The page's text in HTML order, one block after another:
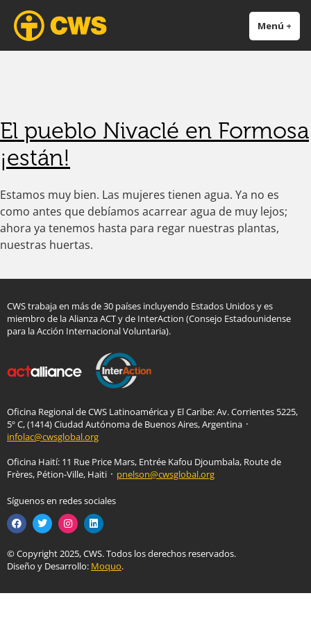
panel
panel
paketleri
panel
panel
panel
panel
panel
panel
panel
Panel
Panel
panel
Panel
Panel
panel
panel
panel
satın al
satın al
panel
panel
panel
panel
panel
CWS América Latina y el
Caribe
Trabajando en forma ecuménica para erradicar el hambre, la pobreza y
promover la paz y la justicia.
Menú +
El pueblo Nivaclé en Formosa
¡están!
Estamos muy bien. Las mujeres tienen agua. Ya no es
como antes que debíamos acarrear agua de muy lejos;
ahora ya tenemos hasta para regar nuestras plantas,
nuestras huertas.
CWS trabaja en más de 30 países incluyendo Estados Unidos y es
miembro de la Alianza ACT y de InterAction (Consejo Estadounidense
para la Acción Internacional Voluntaria).
Oficina Regional de CWS Latinoamérica y El Caribe: Av. Corrientes 5225,
5º C, (1414) Ciudad Autónoma de Buenos Aires, Argentina ᛫
infolac@cwsglobal.org
Oficina Haití: 11 Rue Price Mars, Entrée Kafou Djoumbala, Route de
Frères, Pétion-Ville, Haiti ᛫ pnelson@cwsglobal.org
Síguenos en redes sociales
© Copyright 2025, CWS. Todos los derechos reservados.
Diseño y Desarrollo: Moquo.